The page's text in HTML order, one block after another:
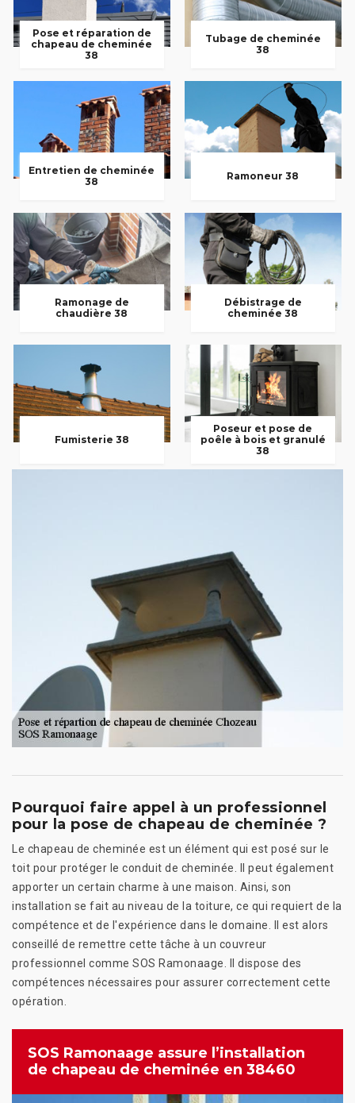
Pose et réparation de
chapeau de cheminée
38
Tubage de cheminée
38
Entretien de cheminée
38
Ramoneur 38
Ramonage de
chaudière 38
Débistrage de
cheminée 38
Fumisterie 38
Poseur et pose de
poêle à bois et granulé
38
Pourquoi faire appel à un professionnel
pour la pose de chapeau de cheminée ?
Le chapeau de cheminée est un élément qui est posé sur le
toit pour protéger le conduit de cheminée. Il peut également
apporter un certain charme à une maison. Ainsi, son
installation se fait au niveau de la toiture, ce qui requiert de la
compétence et de l'expérience dans le domaine. Il est alors
conseillé de remettre cette tâche à un couvreur
professionnel comme SOS Ramonaage. Il dispose des
compétences nécessaires pour assurer correctement cette
opération.
SOS Ramonaage assure l’installation
de chapeau de cheminée en 38460